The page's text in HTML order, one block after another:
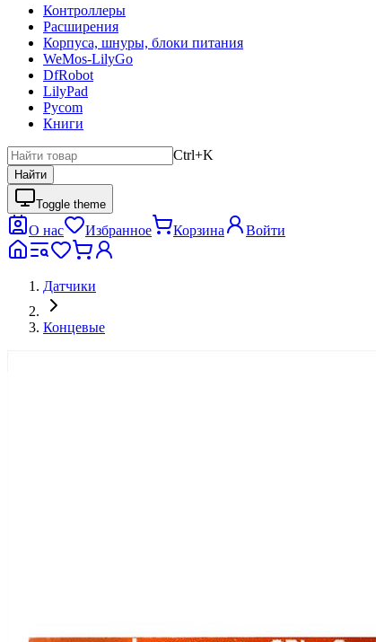
Контроллеры
Расширения
Корпуса, шнуры, блоки питания
WeMos-LilyGo
DfRobot
LilyPad
Pycom
Книги
Ctrl+K
Найти
Toggle theme
О нас Избранное Корзина Войти
Датчики
Концевые